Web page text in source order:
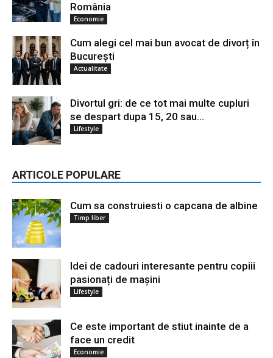
România
Economie
Cum alegi cel mai bun avocat de divorț în
București
Actualitate
Divortul gri: de ce tot mai multe cupluri
se despart dupa 15, 20 sau...
Lifestyle
ARTICOLE POPULARE
Cum sa construiesti o capcana de albine
Timp liber
Idei de cadouri interesante pentru copiii
pasionați de mașini
Lifestyle
Ce este important de stiut inainte de a
face un credit
Economie